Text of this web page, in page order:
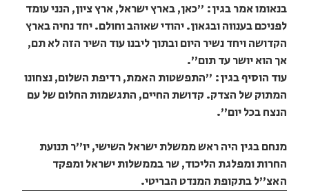
בנאומו אמר בגין: "כאן, בארץ ישראל, ארץ ציון, הנני עומד
לפניכם בענווה ובגאון. יהודי שאוהב וחולם. יחד נחיה בארץ
הקדושה ויחד נשיר היום ובתוך ליבנו עוד השיר הזה לא תם,
אך הוא יושר עד תום".
עוד הוסיף בגין: "התפשטות האמת, רדיפת השלום, נצחונו
המתוק של הצדק. קדושת החיים, התגשמות החלום של עם
הנצח בכל יום".
מנחם בגין היה ראש ממשלת ישראל השישי, יו"ר תנועת
החרות ומפלגת הליכוד, שר בממשלות ישראל ומפקד
האצ"ל בתקופת המנדט הבריטי.